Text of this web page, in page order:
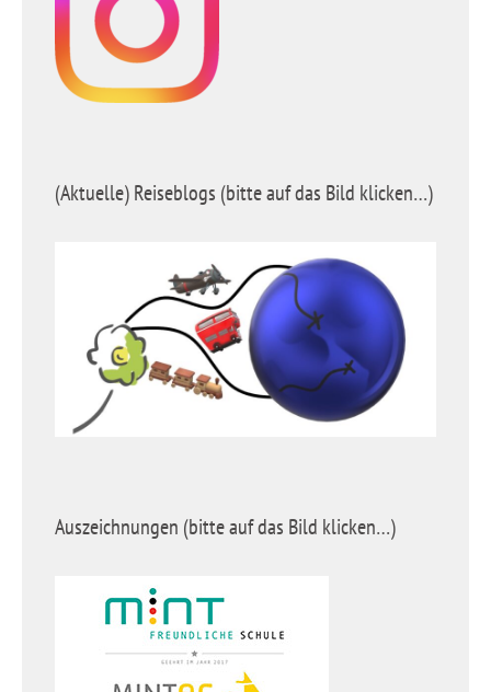
(Aktuelle) Reiseblogs (bitte auf das Bild klicken…)
Auszeichnungen (bitte auf das Bild klicken…)